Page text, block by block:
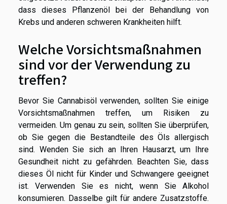
dass dieses Pflanzenöl bei der Behandlung von
Krebs und anderen schweren Krankheiten hilft.
Welche Vorsichtsmaßnahmen
sind vor der Verwendung zu
treffen?
Bevor Sie Cannabisöl verwenden, sollten Sie einige
Vorsichtsmaßnahmen treffen, um Risiken zu
vermeiden. Um genau zu sein, sollten Sie überprüfen,
ob Sie gegen die Bestandteile des Öls allergisch
sind. Wenden Sie sich an Ihren Hausarzt, um Ihre
Gesundheit nicht zu gefährden. Beachten Sie, dass
dieses Öl nicht für Kinder und Schwangere geeignet
ist. Verwenden Sie es nicht, wenn Sie Alkohol
konsumieren. Dasselbe gilt für andere Zusatzstoffe.